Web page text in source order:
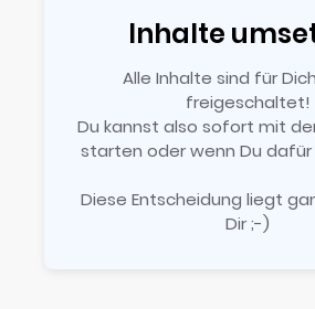
Inhalte
Alle Inhalte sind für
freigeschaltet!
Du kannst also sofort mit
starten oder wenn Du
Diese Entscheidung liegt
Dir ;-)